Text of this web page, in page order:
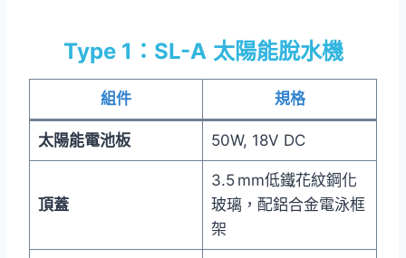
Type 1：SL-A 太陽能脫水機
組件 規格
太陽能電池板 50W, 18V DC
頂蓋
3.5 mm低鐵花紋鋼化
玻璃，配鋁合金電泳框
架